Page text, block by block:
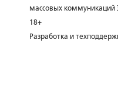
массовых
18+
Разработка и